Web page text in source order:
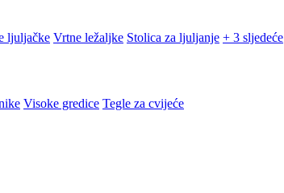
ljuljačke Vrtne ležaljke Stolica za ljuljanje + 3 sljedeće
Visoke gredice Tegle za cvijeće